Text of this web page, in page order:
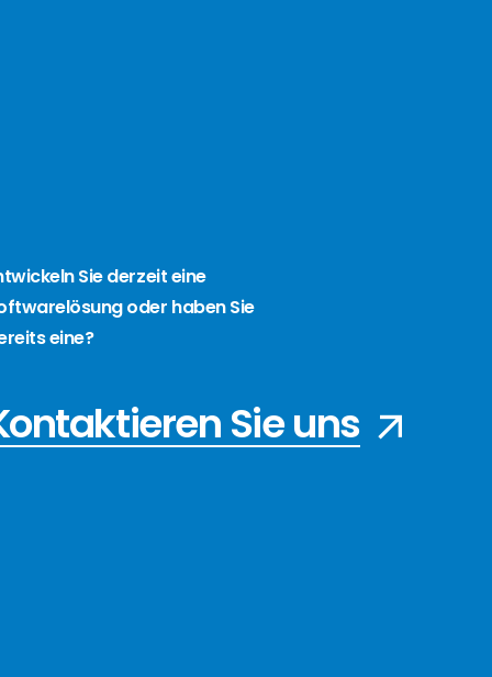
Sie derzeit eine
oder haben Sie
eine?
Sie uns